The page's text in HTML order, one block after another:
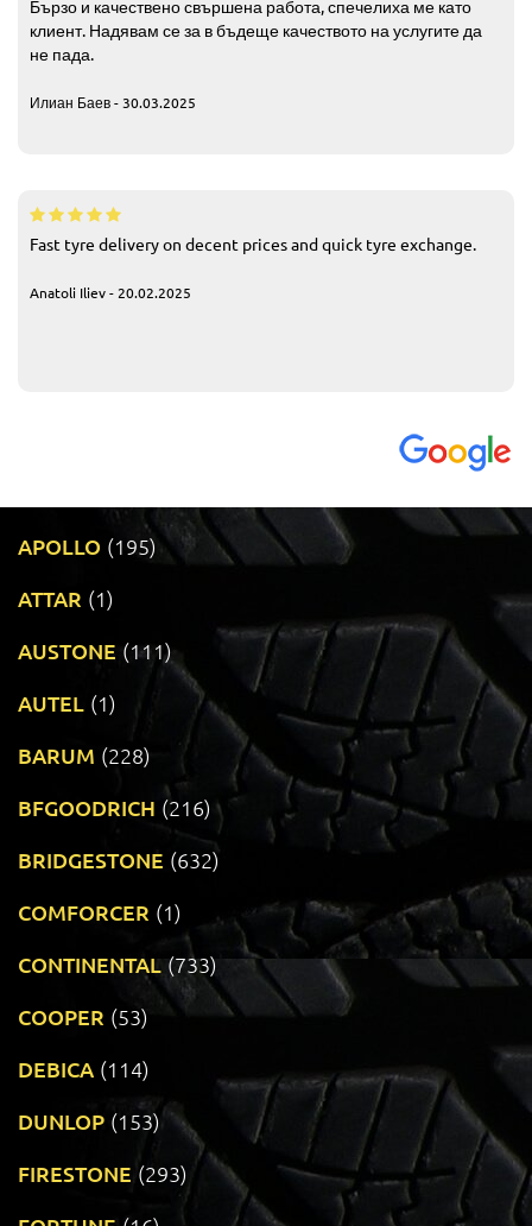
Бързо и качествено свършена работа, спечелиха ме като
клиент. Надявам се за в бъдеще качеството на услугите да
не пада.
Илиан Баев - 30.03.2025
Fast tyre delivery on decent prices and quick tyre exchange.
Anatoli Iliev - 20.02.2025
APOLLO (195)
ATTAR (1)
AUSTONE (111)
AUTEL (1)
BARUM (228)
BFGOODRICH (216)
BRIDGESTONE (632)
COMFORCER (1)
CONTINENTAL (733)
COOPER (53)
DEBICA (114)
DUNLOP (153)
FIRESTONE (293)